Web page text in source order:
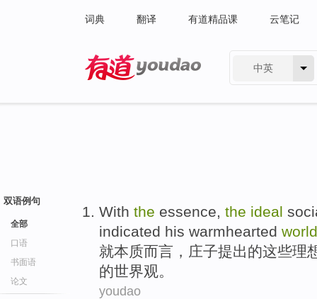
词典 翻译 有道精品课 云笔记
中英
双语例句
全部
口语
书面语
论文
With the essence, the ideal
indicated his warmhearted world
就本质而言 ， 庄子提出的这些理
的世界观。
youdao